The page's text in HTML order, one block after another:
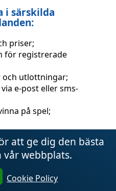
i särskilda
priser;
för registrerade
och utlottningar;
e-post eller sms-
på spel;
och belöningarna när
Registrera dig nu
andra
att ge dig den bästa
vår webbplats.
Cookie Policy